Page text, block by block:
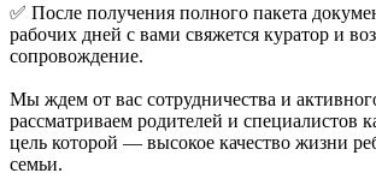
✅ После получения полного пакета
рабочих дней с вами свяжется куратор и
сопровождение.
Мы ждем от вас сотрудничества и
рассматриваем родителей и специалистов
цель которой — высокое качество жизни
семьи.